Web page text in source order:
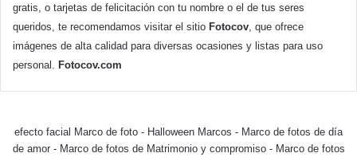
gratis, o tarjetas de felicitación con tu nombre o el de tus seres
queridos, te recomendamos visitar el sitio Fotocov , que ofrece
imágenes de alta calidad para diversas ocasiones y listas para uso
personal. Fotocov.com
efecto facial Marco de foto - Halloween Marcos - Marco de fotos de día
de amor- Marco de fotos de Matrimonio y compromiso- Marco de fotos